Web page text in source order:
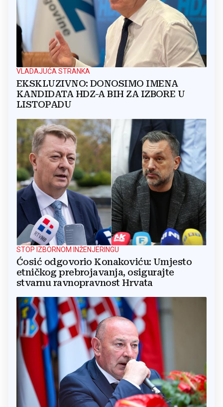
VLADAJUĆA STRANKA
EKSKLUZIVNO: DONOSIMO IMENA
KANDIDATA HDZ-A BIH ZA IZBORE U
LISTOPADU
STOP IZBORNOM INŽENJERINGU
Ćosić odgovorio Konakoviću: Umjesto
etničkog prebrojavanja, osigurajte
stvarnu ravnopravnost Hrvata